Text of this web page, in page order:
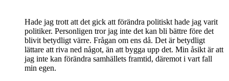
Hade jag trott att det gick att förändra politiskt hade jag varit
politiker. Personligen tror jag inte det kan bli bättre före det
blivit betydligt värre. Frågan om ens då. Det är betydligt
lättare att riva ned något, än att bygga upp det. Min åsikt är att
jag inte kan förändra samhällets framtid, däremot i vart fall
min egen.